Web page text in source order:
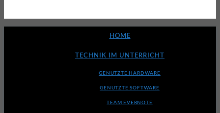
HOME
TECHNIK IM UNTERRICHT
GENUTZTE HARDWARE
GENUTZTE SOFTWARE
TEAM EVERNOTE